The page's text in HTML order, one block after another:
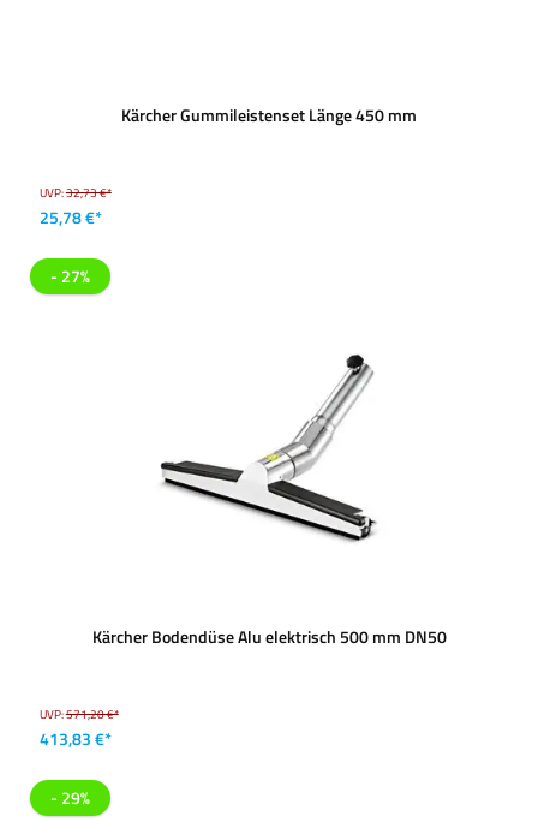
Kärcher Gummileistenset Länge 450 mm
UVP:32,73 €*
25,78 €*
- 27%
Kärcher Bodendüse Alu elektrisch 500 mm DN50
UVP:571,20 €*
413,83 €*
- 29%